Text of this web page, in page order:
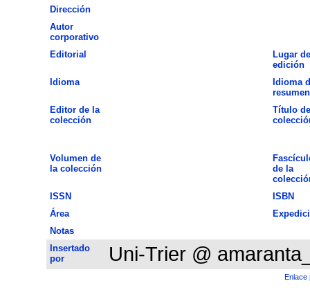
Dirección
Autor
corporativo
Editorial
Lugar de
edición
Idioma
Idioma
resumen
Editor de la
colección
Título
Volumen de
la colección
de la
ISSN
ISBN
Área
Notas
Insertado
por
Uni-Trier @
Enlace